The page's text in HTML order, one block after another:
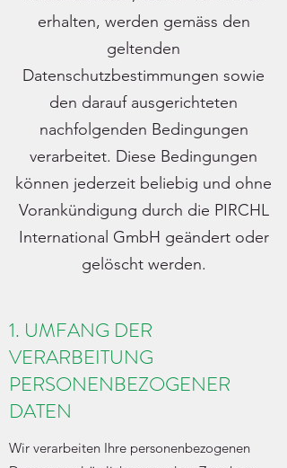
erhalten, werden gemäss den
geltenden
Datenschutzbestimmungen sowie
den darauf ausgerichteten
nachfolgenden Bedingungen
verarbeitet. Diese Bedingungen
können jederzeit beliebig und ohne
Vorankündigung durch die PIRCHL
International GmbH geändert oder
gelöscht werden.
1. UMFANG DER
VERARBEITUNG
PERSONENBEZOGENER
DATEN
Wir verarbeiten Ihre personenbezogenen